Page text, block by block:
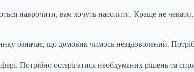
наврочити, вам хочуть насолити. Краще не
означає, що домовик чимось незадоволений.
Потрібно остерігатися необдуманих рішень та